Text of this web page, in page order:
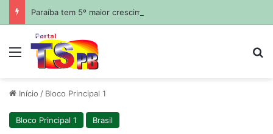
Menu
Início / Bloco Principal 1
Bloco Principal 1 Brasil